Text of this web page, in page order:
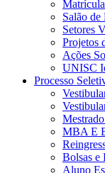
Salão de
Setores
Projetos
Ações
UNISC
Processo
MBA E
Bolsas e
Aluno